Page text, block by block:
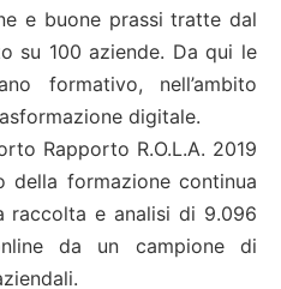
e buone prassi tratte dal
su 100 aziende. Da qui le
formativo, nell’ambito
digitale.
Rapporto R.O.L.A. 2019
della formazione continua
raccolta e analisi di 9.096
da un campione di